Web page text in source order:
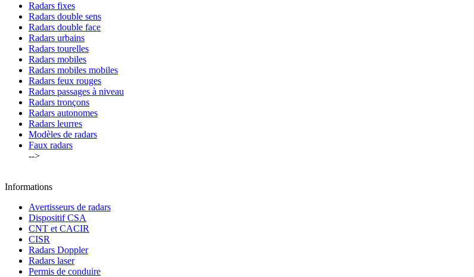
Radars fixes
Radars double sens
Radars double face
Radars urbains
Radars tourelles
Radars mobiles
Radars mobiles mobiles
Radars feux rouges
Radars passages à niveau
Radars tronçons
Radars autonomes
Radars leurres
Modèles de radars
Faux radars
-->
Informations
Avertisseurs de radars
Dispositif CSA
CNT et CACIR
CISR
Radars Doppler
Radars laser
Permis de conduire